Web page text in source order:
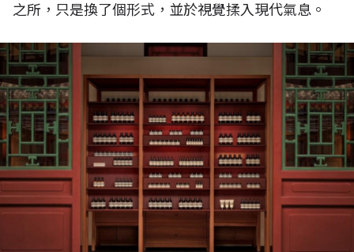
之所，只是換了個形式，並於視覺揉入現代氣息。